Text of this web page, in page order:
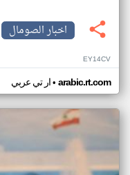
اخبار الصومال
EY14CV
ار تي عربي• arabic.rt.com